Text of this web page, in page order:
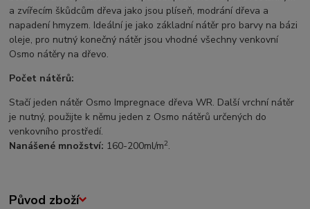
a zvířecím škůdcům dřeva jako jsou plíseň, modrání dřeva a
napadení hmyzem. Ideální je jako základní nátěr pro barvy na bázi
oleje, pro nutný konečný nátěr jsou vhodné všechny venkovní
Osmo nátěry na dřevo.
Počet nátěrů:
Stačí jeden nátěr Osmo Impregnace dřeva WR. Další vrchní nátěr
je nutný, použijte k němu jeden z Osmo nátěrů určených do
venkovního prostředí.
Nanášené množství: 160-200ml/m2.
Původ zboží